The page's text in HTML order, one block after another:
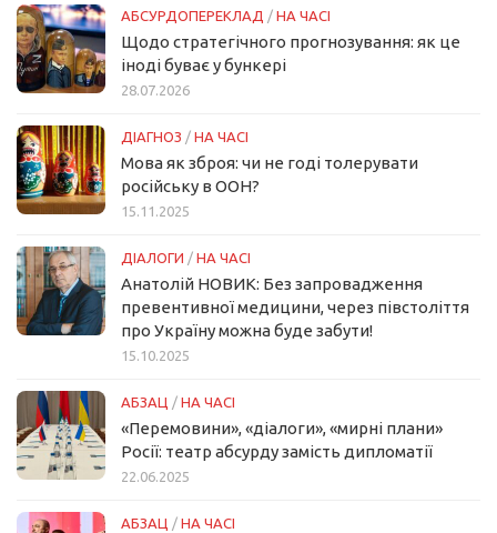
АБСУРДОПЕРЕКЛАД / НА ЧАСІ
Щодо стратегічного прогнозування: як це
іноді буває у бункері
28.07.2026
ДІАГНОЗ / НА ЧАСІ
Мова як зброя: чи не годі толерувати
російську в ООН?
15.11.2025
ДІАЛОГИ / НА ЧАСІ
Анатолій НОВИК: Без запровадження
превентивної медицини, через півстоліття
про Україну можна буде забути!
15.10.2025
АБЗАЦ / НА ЧАСІ
«Перемовини», «діалоги», «мирні плани»
Росії: театр абсурду замість дипломатії
22.06.2025
АБЗАЦ / НА ЧАСІ